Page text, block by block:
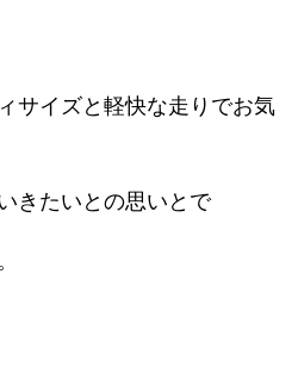
サイズと軽快な走りでお気
きたいとの思いとで